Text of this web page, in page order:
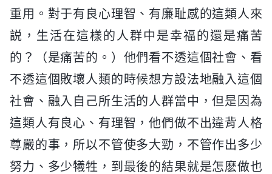
重用。對于有良心理智、有廉耻感的這類人來
説，生活在這樣的人群中是幸福的還是痛苦
的？（是痛苦的。）他們看不透這個社會、看
不透這個敗壞人類的時候想方設法地融入這個
社會、融入自己所生活的人群當中，但是因為
這類人有良心、有理智，他們做不出違背人格
尊嚴的事，所以不管使多大勁，不管作出多少
努力、多少犧牲，到最後的結果就是怎麽做也